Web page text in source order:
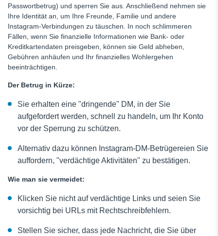
Passwortbetrug) und sperren Sie aus. Anschließend nehmen sie
Ihre Identität an, um Ihre Freunde, Familie und andere
Instagram-Verbindungen zu täuschen. In noch schlimmeren
Fällen, wenn Sie finanzielle Informationen wie Bank- oder
Kreditkartendaten preisgeben, können sie Geld abheben,
Gebühren anhäufen und Ihr finanzielles Wohlergehen
beeinträchtigen.
Der Betrug in Kürze:
Sie erhalten eine "dringende" DM, in der Sie
aufgefordert werden, schnell zu handeln, um Ihr Konto
vor der Sperrung zu schützen.
Alternativ dazu können Instagram-DM-Betrügereien Sie
auffordern, "verdächtige Aktivitäten" zu bestätigen.
Wie man sie vermeidet:
Klicken Sie nicht auf verdächtige Links und seien Sie
vorsichtig bei URLs mit Rechtschreibfehlern.
Stellen Sie sicher, dass jede Nachricht, die Sie über